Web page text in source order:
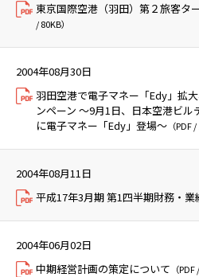
東京国際空港（羽田）第２旅客タ
/ 80KB）
2004年08月30日
羽田空港で電子マネー「Edy」拡
ンペーン ～9月1日、日本空港ビ
に電子マネー「Edy」登場～ （PDF
2004年08月11日
平成17年3月期 第1四半期財務・業
2004年06月02日
中期経営計画の策定について （PDF